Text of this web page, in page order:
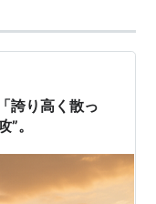
誇り高く散っ
。